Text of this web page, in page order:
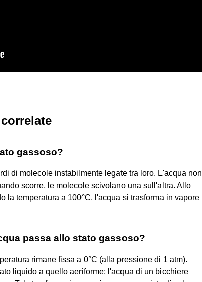
gassoso?
di molecole instabilmente legate tra loro. L'acqua non
scorre, le molecole scivolano una sull'altra. Allo
la temperatura a 100°C, l'acqua si trasforma in vapore
passa allo stato gassoso?
rimane fissa a 0°C (alla pressione di 1 atm).
liquido a quello aeriforme; l'acqua di un bicchiere